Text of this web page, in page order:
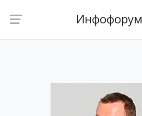
Инфофорум